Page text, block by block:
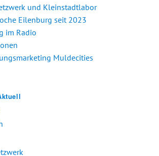
und Kleinstadtlabor
Eilenburg seit 2023
im Radio
Muldecities